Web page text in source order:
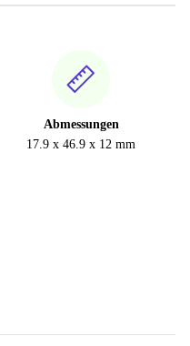
Abmessungen
17.9 x 46.9 x 12 mm